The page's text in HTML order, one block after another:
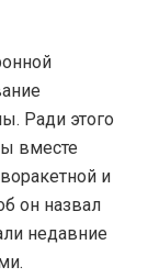
Ради этого
вместе
и
он назвал
недавние